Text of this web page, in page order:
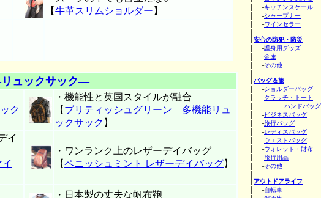
│ ├キッチンスケール
│ ├シャープナー
│ └ワインセラー
├安心の防犯・防災
│ ├護身用グッズ
│ ├金庫
│ └その他
├バッグ＆旅
│ ├ショルダーバッグ
│ ├クラッチ・トート
ハンドバッグ
│ ├ビジネスバッグ
│ ├旅行バッグ
│ ├レディスバッグ
│ ├ウエストバッグ
│ ├ウォレット・財布
│ ├旅行用品
│ └その他
├アウトドアライフ
│ ├自転車
【牛革スリムショルダー 】
ュックサック―
ク
・機能性と英国スタイルが融合
【 ブリティッシュグリーン 多機能リュ
ックサック 】
イ
・ワンランク上のレザーデイバッグ
【ペニッシュミント レザーデイバッグ】
・日本製の丈夫な帆布鞄